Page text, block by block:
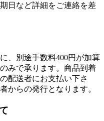
日など詳細をご連絡を差
、別途手数料400円が加算
みで承ります。商品到着
配送者にお支払い下さ
からの発行となります。